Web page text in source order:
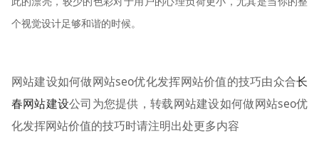
个视觉设计足够和谐的时候。
网站建设如何做网站seo优化发挥网站价值的技巧由众合长
春网站建设公司为您提供，转载网站建设如何做网站seo优
化发挥网站价值的技巧时请注明出处更多内容